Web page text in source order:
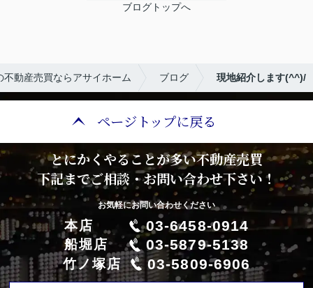
ブログトップへ
動産売買ならアサイホーム ブログ 現地紹介します(^^)/
ページトップに戻る
とにかくやることが多い不動産売買
下記までご相談・お問い合わせ下さい！
お気軽にお問い合わせください
本店 03-6458-0914
船堀店 03-5879-5138
竹ノ塚店 03-5809-6906